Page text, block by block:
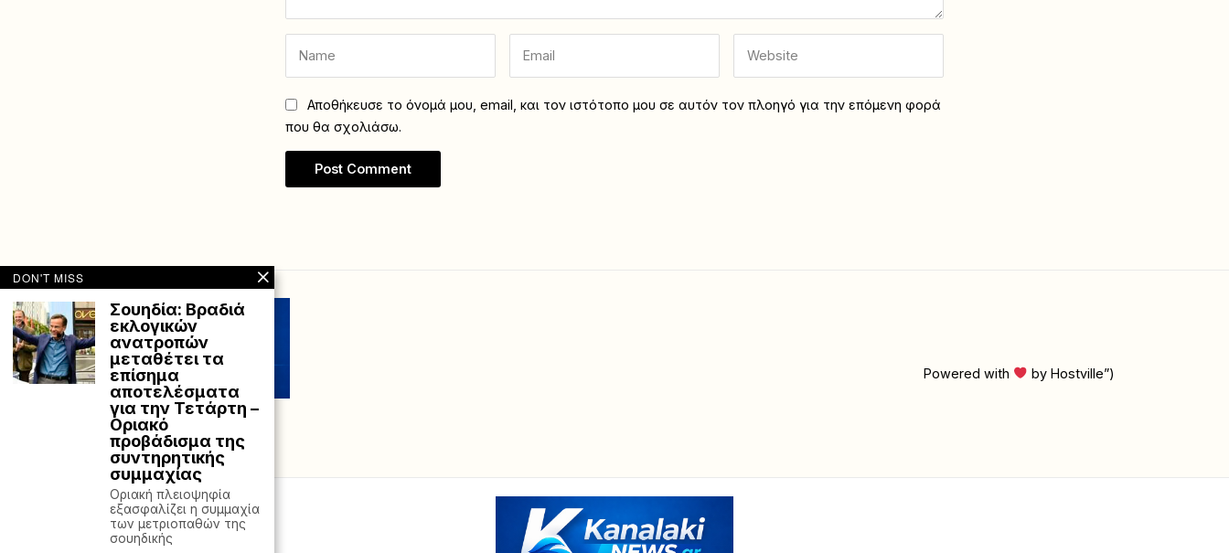
Αποθήκευσε το όνομά μου, email, και τον ιστότοπο μου σε αυτόν τον πλοηγό για την επόμενη φορά
που θα σχολιάσω.
Powered with by Hostville”)
DON'T MISS
Σουηδία: Βραδιά
εκλογικών
ανατροπών
μεταθέτει τα
επίσημα
αποτελέσματα
για την Τετάρτη –
Οριακό
προβάδισμα της
συντηρητικής
συμμαχίας
Οριακή πλειοψηφία
εξασφαλίζει η συμμαχία
των μετριοπαθών της
σουηδικής